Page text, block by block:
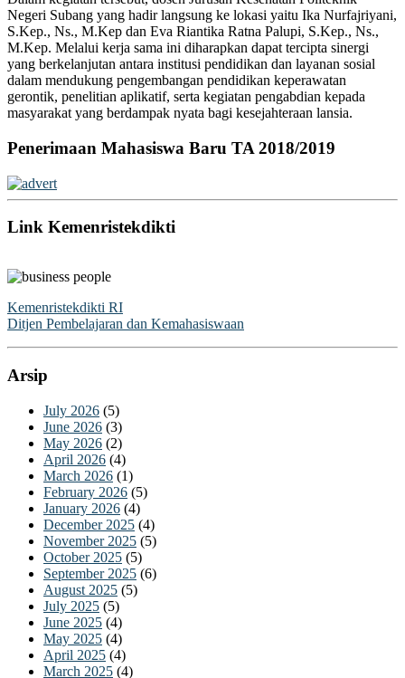
Negeri Subang yang hadir langsung ke lokasi yaitu Ika Nurfajriyani,
S.Kep., Ns., M.Kep dan Eva Riantika Ratna Palupi, S.Kep., Ns.,
M.Kep. Melalui kerja sama ini diharapkan dapat tercipta sinergi
yang berkelanjutan antara institusi pendidikan dan layanan sosial
dalam mendukung pengembangan pendidikan keperawatan
gerontik, penelitian aplikatif, serta kegiatan pengabdian kepada
masyarakat yang berdampak nyata bagi kesejahteraan lansia.
Penerimaan Mahasiswa Baru TA 2018/2019
Link Kemenristekdikti
Kemenristekdikti RI
Ditjen Pembelajaran dan Kemahasiswaan
Arsip
July 2026 (5)
June 2026 (3)
May 2026 (2)
April 2026 (4)
March 2026 (1)
February 2026 (5)
January 2026 (4)
December 2025 (4)
November 2025 (5)
October 2025 (5)
September 2025 (6)
August 2025 (5)
July 2025 (5)
June 2025 (4)
May 2025 (4)
April 2025 (4)
March 2025 (4)